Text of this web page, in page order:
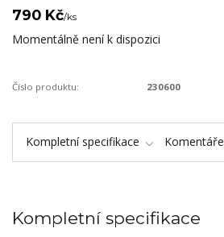
790 Kč/ks
Momentálně není k dispozici
Číslo produktu: 230600
Kompletní specifikace Komentáře
Kompletní specifikace